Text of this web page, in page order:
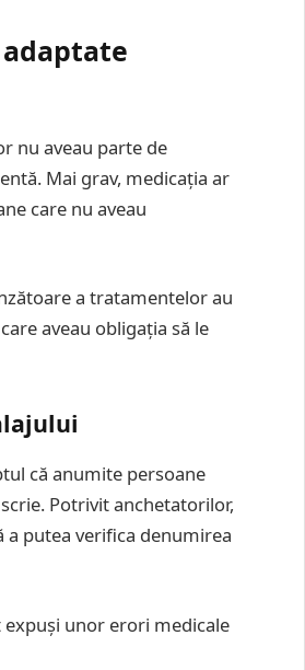
nu aveau parte de
Mai grav, medicația ar
care nu aveau
a tratamentelor au
aveau obligația să le
că anumite persoane
Potrivit anchetatorilor,
putea verifica denumirea
unor erori medicale